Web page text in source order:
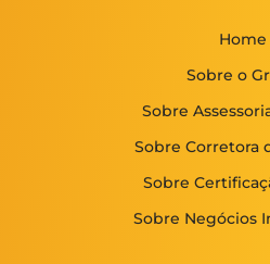
Home
Sobre o
Sobre
Sobre Corretora
Sobre
Sobre Negócios